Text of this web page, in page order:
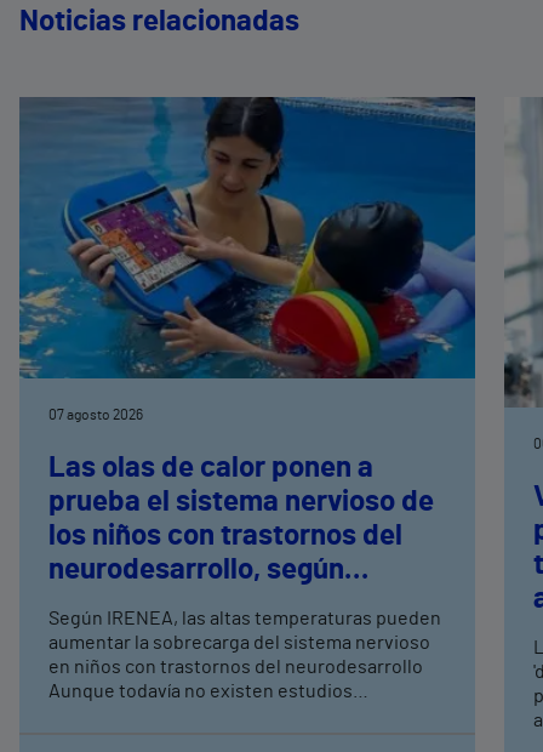
Noticias relacionadas
07 agosto 2026
Las olas de calor ponen a
prueba el sistema nervioso de
los niños con trastornos del
neurodesarrollo, según
neurorrehabilitación
pediátrica de Vithas
Según IRENEA, las altas temperaturas pueden
aumentar la sobrecarga del sistema nervioso
en niños con trastornos del neurodesarrollo
Aunque todavía no existen estudios